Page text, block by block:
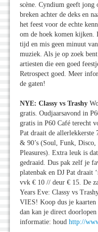
scène. Cyndium geeft jong
breken achter de deks en
het feest voor de echte
om de hoek komen kijken.
tijd en mis geen minuut
muziek. Als je op zoek
artiesten die een goed
Retrospect goed. Meer
de gaten!
NYE: Classy vs Trashy
gratis. Oudjaarsavond in
gratis in P60 Café terecht
Pat draait de allerlekkerste
& 90’s (Soul, Funk,
Pleasures). Extra leuk is
gedraaid. Dus pak zelf je
platenbak en DJ Pat draait
vvk € 10 // deur € 15. De
Years Eve: Classy vs
VIES! Koop dus je
dan kan je direct
informatie: houd http://